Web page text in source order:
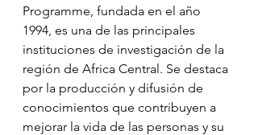
Programme, fundada en el año
1994, es una de las principales
instituciones de investigación de la
región de Africa Central. Se destaca
por la producción y difusión de
conocimientos que contribuyen a
mejorar la vida de las personas y su